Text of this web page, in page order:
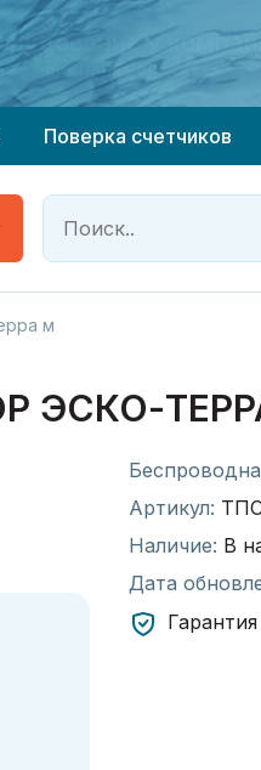
у
партнёр
у
партнёр
Поверка счетчиков
м
ЭСКО-
Артикул:
Наличие: В
Дата